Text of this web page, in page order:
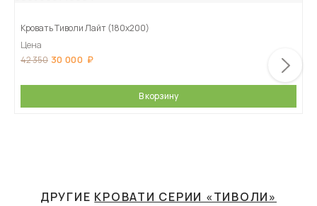
Кровать Тиволи Лайт (180х200)
Цена
42 350 30 000
В корзину
ДРУГИЕ КРОВАТИ СЕРИИ «ТИВОЛИ»